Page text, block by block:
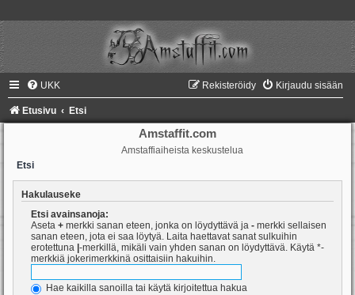
UKK Kirjaudu sisään
Rekisteröidy
Etusivu Etsi
Amstaffit.com
Amstaffiaiheista keskustelua
Etsi
Hakulauseke
Etsi avainsanoja:
Aseta + merkki sanan eteen, jonka on löydyttävä ja - merkki sellaisen
sanan eteen, jota ei saa löytyä. Laita haettavat sanat sulkuihin
erotettuna -merkillä, mikäli vain yhden sanan on löydyttävä. Käytä *-
merkkiä jokerimerkkinä osittaisiin hakuihin.
Hae kaikilla sanoilla tai käytä kirjoitettua hakua